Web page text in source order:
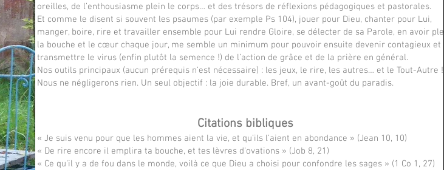
oreilles, de l’enthousiasme plein le corps… et des trésors de réflexions pédagogiques et pastorales.
Et comme le disent si souvent les psaumes (par exemple Ps 104), jouer pour Dieu, chanter pour Lui,
manger, boire, rire et travailler ensemble pour Lui rendre Gloire, se délecter de sa Parole, en avoir
la bouche et le cœur chaque jour, me semble un minimum pour pouvoir ensuite devenir contagieux et
transmettre le virus (enfin plutôt la semence !) de l’action de grâce et de la prière en général.
Nos outils principaux (aucun prérequis n’est nécessaire) : les jeux, le rire, les autres… et le Tout-Autre !
Nous ne négligerons rien. Un seul objectif : la joie durable. Bref, un avant-goût du paradis.
Citations bibliques
« Je suis venu pour que les hommes aient la vie, et qu’ils l’aient en abondance » (Jean 10, 10)
« De rire encore il emplira ta bouche, et tes lèvres d’ovations » (Job 8, 21)
« Ce qu’il y a de fou dans le monde, voilà ce que Dieu a choisi pour confondre les sages » (1 Co 1, 27)